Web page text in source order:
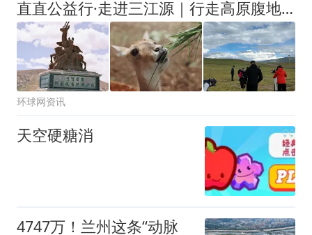
直直公益行·走进三江源｜行走高原腹地，见证万物生长
环球网资讯
天空硬糖消
4747万！兰州这条“动脉